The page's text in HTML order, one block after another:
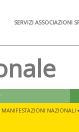
SERVIZI ASSOCIAZIONI
MANIFESTAZIONI NAZIONALI